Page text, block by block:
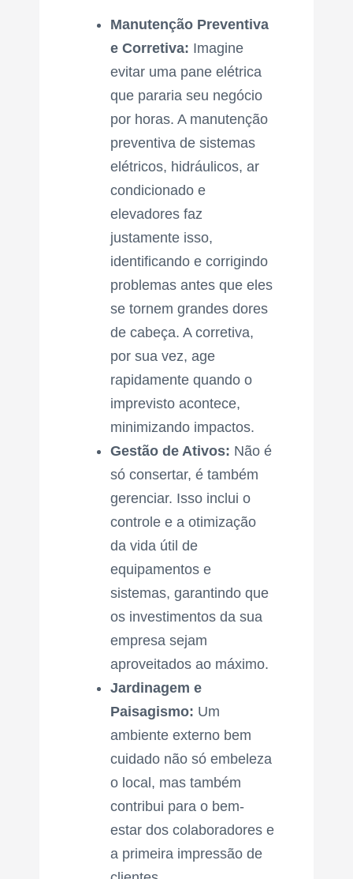
Manutenção Preventiva
e Corretiva: Imagine
evitar uma pane elétrica
que pararia seu negócio
por horas. A manutenção
preventiva de sistemas
elétricos, hidráulicos, ar
condicionado e
elevadores faz
justamente isso,
identificando e corrigindo
problemas antes que eles
se tornem grandes dores
de cabeça. A corretiva,
por sua vez, age
rapidamente quando o
imprevisto acontece,
minimizando impactos.
Gestão de Ativos: Não é
só consertar, é também
gerenciar. Isso inclui o
controle e a otimização
da vida útil de
equipamentos e
sistemas, garantindo que
os investimentos da sua
empresa sejam
aproveitados ao máximo.
Jardinagem e
Paisagismo: Um
ambiente externo bem
cuidado não só embeleza
o local, mas também
contribui para o bem-
estar dos colaboradores e
a primeira impressão de